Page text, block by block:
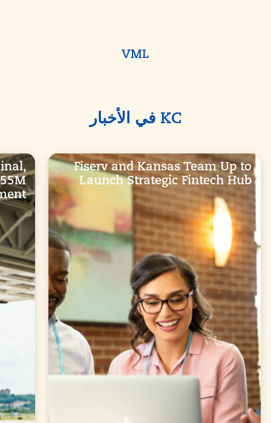
VML
KC في الأخبار
Fiserv and Kansas Team Up to
Launch Strategic Fintech Hub